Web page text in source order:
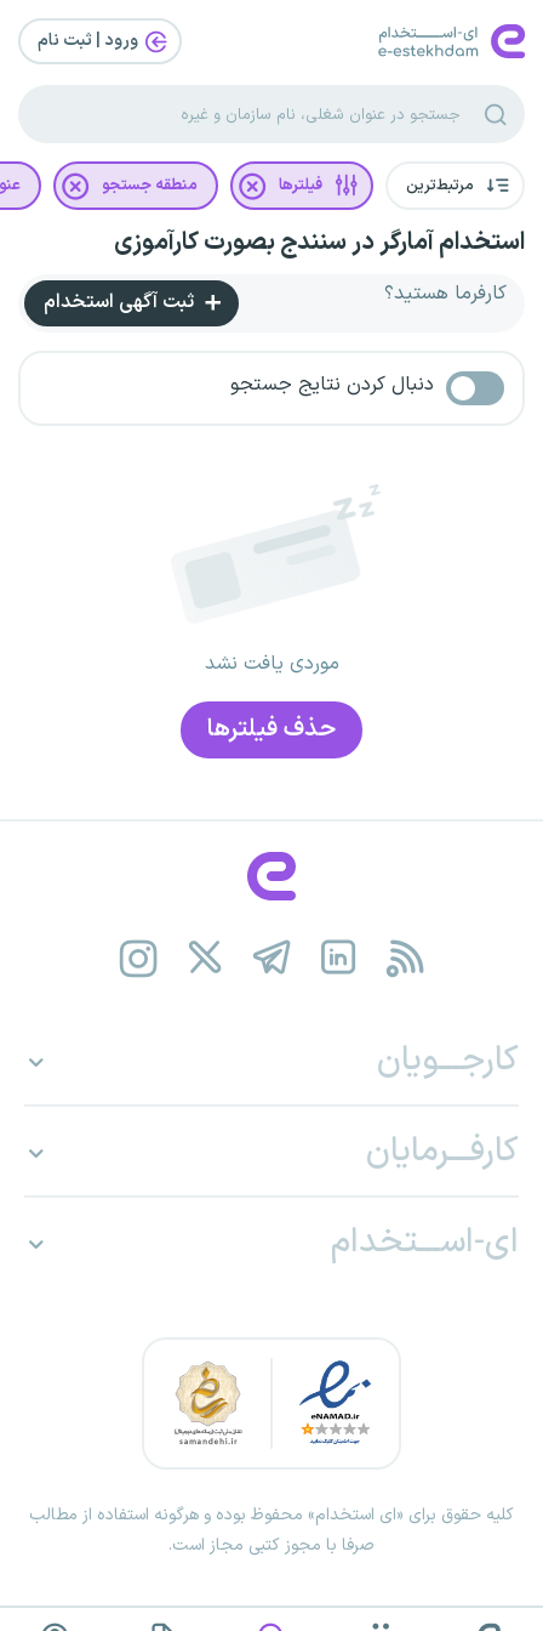
ورود | ثبت‌ نام
مرتبط‌ترین فیلترها منطقه جستجو
استخدام آمارگر در سنندج بصورت کارآموزی
کارفرما هستید؟ ثبت آگهی استخدام
دنبال کردن نتایج جستجو
موردی یافت نشد
حذف فیلتر‌ها
کارجـــویان
کارفـــرمایان
ای-اســـتخدام
کلیه حقوق برای «ای استخدام» محفوظ بوده و هرگونه استفاده از مطالب
صرفا با مجوز کتبی مجاز است.